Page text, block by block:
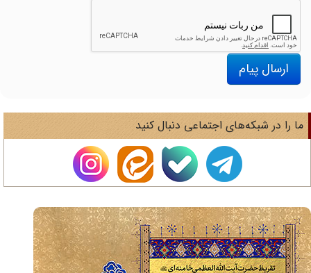
ارسال پیام
را در شبکه‌های اجتماعی دنبال کنید